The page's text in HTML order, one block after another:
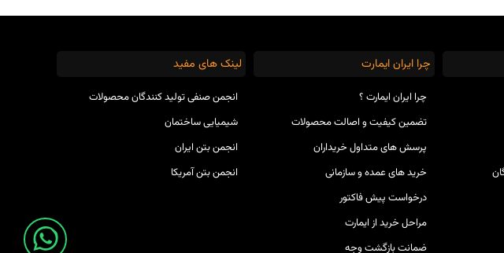
به صورت تلفنی
چرا ایران ایمارت
چرا ایران ایمارت ؟
تضمین کیفیت و اصالت محصولات
پرسش های متداول خریداران
خرید های عمده و سازمانی
درخواست پیش فاکتور
مراحل خرید از ایمارت
ضمانت بازگشت وجه
لینک های مفید
انجمن صنفی تولید کنندگان محصولات
شیمیایی ساختمان
انجمن بتن ایران
انجمن بتن آمریکا